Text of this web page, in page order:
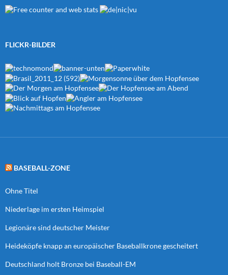
FLICKR-BILDER
BASEBALL-ZONE
Ohne Titel
Niederlage im ersten Heimspiel
Legionäre sind deutscher Meister
Heideköpfe knapp an europäischer Baseballkrone gescheitert
Deutschland holt Bronze bei Baseball-EM